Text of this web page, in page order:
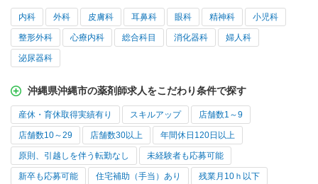
内科 外科 皮膚科 耳鼻科 眼科 精神科 小児科
整形外科 心療内科 総合科目 消化器科 婦人科
泌尿器科
沖縄県沖縄市の薬剤師求人をこだわり条件で探す
産休・育休取得実績有り スキルアップ 店舗数1～9
店舗数10～29 店舗数30以上 年間休日120日以上
原則、引越しを伴う転勤なし 未経験者も応募可能
新卒も応募可能 住宅補助（手当）あり 残業月10ｈ以下